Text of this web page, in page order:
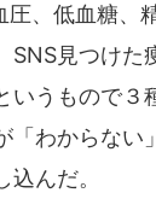
、低血糖、
SNS見つけた
いうもので３
「わからない
込んだ。